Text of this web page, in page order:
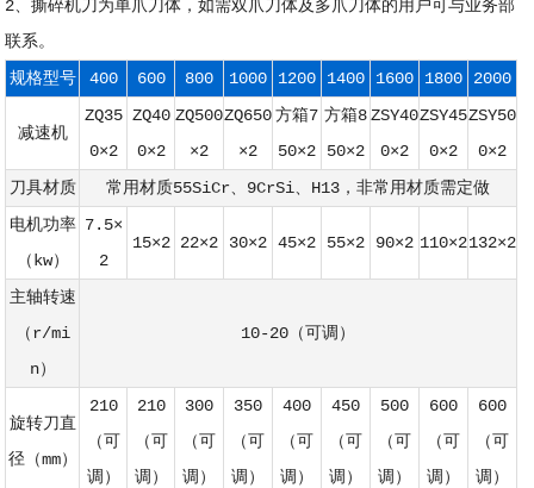
2、撕碎机刀为单爪刀体，如需双爪刀体及多爪刀体的用户可与业务部
联系。
规格型号
400 600 800 1000 1200 1400 1600 1800 2000
减速机
ZQ35
0×2
ZQ40
0×2
ZQ500
×2
ZQ650
×2
方箱7
50×2
方箱8
50×2
ZSY40
0×2
ZSY45
0×2
ZSY50
0×2
刀具材质
常用材质55SiCr、9CrSi、H13，非常用材质需定做
电机功率
（kw）
7.5×
2
15×2 22×2 30×2 45×2 55×2 90×2 110×2132×2
主轴转速
（r/mi
n）
10-20（可调）
旋转刀直
径（mm）
210
（可
调）
210
（可
调）
300
（可
调）
350
（可
调）
400
（可
调）
450
（可
调）
500
（可
调）
600
（可
调）
600
（可
调）